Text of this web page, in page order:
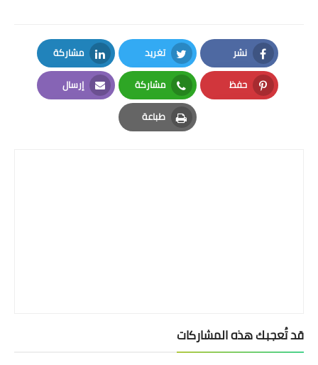
اقتصاد
المرأة والطفل
حكاية صورة
نشر
Facebook
تغريد
Twitter
مشاركة
LinkedIn
حفظ
Pinterest
مشاركة
Whatsapp
إرسال
Email
طباعة
Print
قد تُعجبك هذه المشاركات